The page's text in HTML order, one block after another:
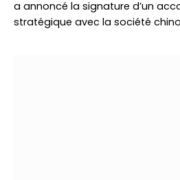
a annoncé la signature d’un
stratégique avec la société